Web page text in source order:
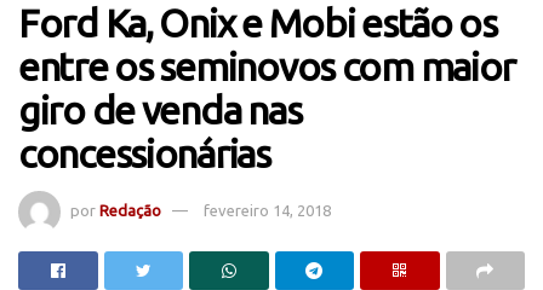
Ford Ka, Onix e Mobi estão os
entre os seminovos com maior
giro de venda nas
concessionárias
por Redação fevereiro 14, 2018